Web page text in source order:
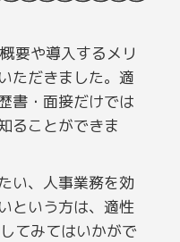
要や導入するメリ
ただきました。適
書・面接だけでは
ることができま
い、人事業務を効
という方は、適性
てみてはいかがで